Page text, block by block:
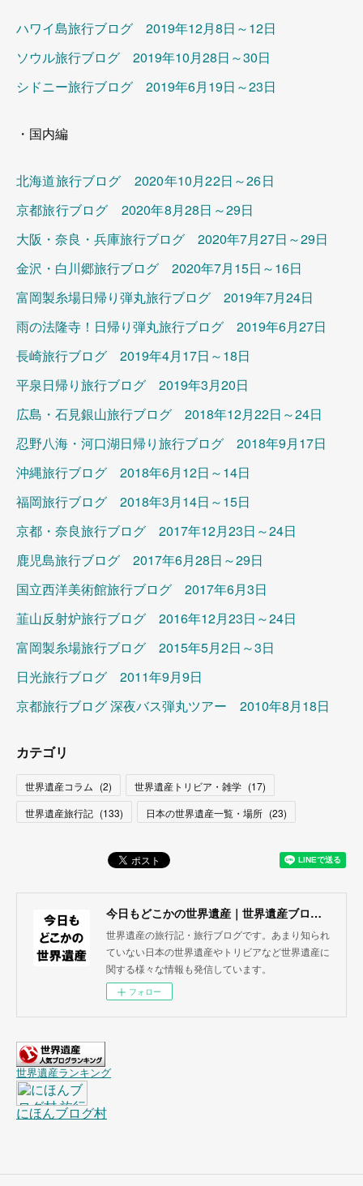
ハワイ島旅行ブログ 2019年12月8日～12日
ソウル旅行ブログ 2019年10月28日～30日
シドニー旅行ブログ 2019年6月19日～23日
・国内編
北海道旅行ブログ 2020年10月22日～26日
京都旅行ブログ 2020年8月28日～29日
大阪・奈良・兵庫旅行ブログ 2020年7月27日～29日
金沢・白川郷旅行ブログ 2020年7月15日～16日
富岡製糸場日帰り弾丸旅行ブログ 2019年7月24日
雨の法隆寺！日帰り弾丸旅行ブログ 2019年6月27日
長崎旅行ブログ 2019年4月17日～18日
平泉日帰り旅行ブログ 2019年3月20日
広島・石見銀山旅行ブログ 2018年12月22日～24日
忍野八海・河口湖日帰り旅行ブログ 2018年9月17日
沖縄旅行ブログ 2018年6月12日～14日
福岡旅行ブログ 2018年3月14日～15日
京都・奈良旅行ブログ 2017年12月23日～24日
鹿児島旅行ブログ 2017年6月28日～29日
国立西洋美術館旅行ブログ 2017年6月3日
韮山反射炉旅行ブログ 2016年12月23日～24日
富岡製糸場旅行ブログ 2015年5月2日～3日
日光旅行ブログ 2011年9月9日
京都旅行ブログ 深夜バス弾丸ツアー 2010年8月18日
カテゴリ
世界遺産コラム (2) 世界遺産トリビア・雑学 (17)
世界遺産旅行記 (133) 日本の世界遺産一覧・場所 (23)
今日もどこかの世界遺産｜世界遺産ブログ・旅行記
世界遺産の旅行記・旅行ブログです。あまり知られ
ていない日本の世界遺産やトリビアなど世界遺産に
関する様々な情報も発信しています。
フォロー